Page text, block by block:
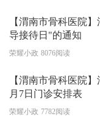
【渭南市骨科医院
导接待日"的通知
荣耀小政 8076阅读
【渭南市骨科医院
月7日门诊安排表
荣耀小政 7782阅读